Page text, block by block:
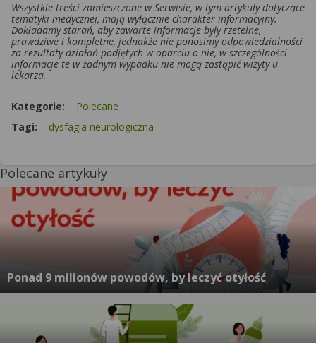
Wszystkie treści zamieszczone w Serwisie, w tym artykuły dotyczące
tematyki medycznej, mają wyłącznie charakter informacyjny.
Dokładamy starań, aby zawarte informacje były rzetelne,
prawdziwe i kompletne, jednakże nie ponosimy odpowiedzialności
za rezultaty działań podjętych w oparciu o nie, w szczególności
informacje te w żadnym wypadku nie mogą zastąpić wizyty u
lekarza.
Kategorie:
Polecane
Tagi:
dysfagia neurologiczna
Polecane artykuły
Ponad 9 milionów powodów, by leczyć otyłość